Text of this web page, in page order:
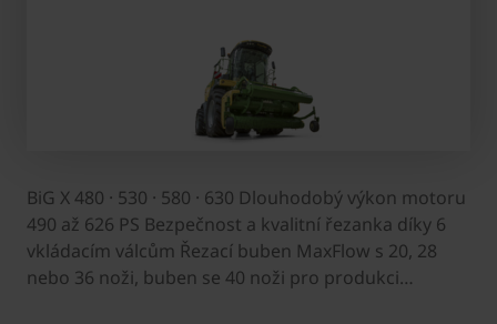
BiG X 480 · 530 · 580 · 630 Dlouhodobý výkon motoru
490 až 626 PS Bezpečnost a kvalitní řezanka díky 6
vkládacím válcům Řezací buben MaxFlow s 20, 28
nebo 36 noži, buben se 40 noži pro produkci…